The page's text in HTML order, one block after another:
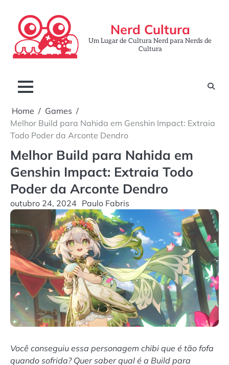
content
Nerd Cultura
Um Lugar de Cultura Nerd para Nerds de
Cultura
Home
Games
Melhor Build para Nahida em Genshin Impact: Extraia
Todo Poder da Arconte Dendro
Melhor Build para Nahida em
Genshin Impact: Extraia Todo
Poder da Arconte Dendro
outubro 24, 2024 Paulo Fabris
Você conseguiu essa personagem chibi que é tão fofa
quando sofrida? Quer saber qual é a Build para